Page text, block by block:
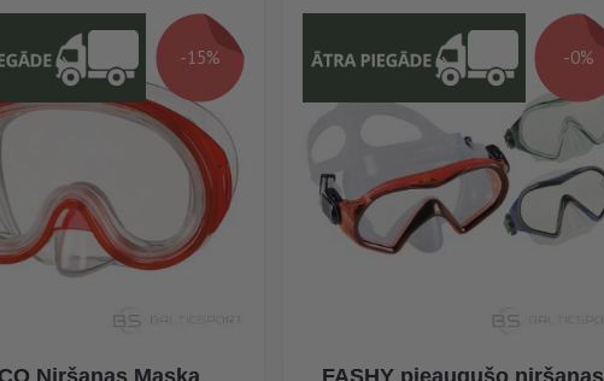
-15%
Niršanas Maska
-0%
FASHY pieaugušo niršanas